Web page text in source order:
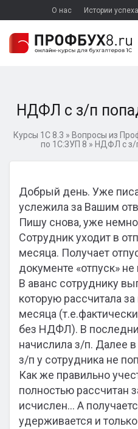
О нас Истории успеха
НДФЛ с з/п
Курсы 1С 8.3 » Вопросы из
по 1С:ЗУП 8 » НДФЛ с з/
Добрый день. Уже
услежила за Вашим
Пишу снова, уже
Сотрудник уходит в
месяца. Получает
документе «отпуск»
В аванс сотруднику
которую рассчитала
месяца
без НДФЛ). В
начислила з/п. Далее
з/п у сотрудника не
Как же правильно
полностью рассчитан
исчислен… А
удерживается и